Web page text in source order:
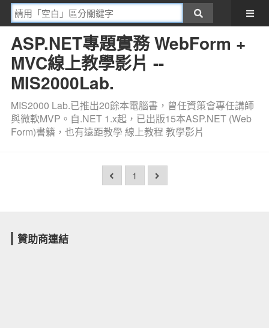
ASP.NET專題實務 WebForm +
MVC線上教學影片 --
MIS2000Lab.
MIS2000 Lab.已推出20餘本電腦書，曾任資策會專任講師
與微軟MVP。自.NET 1.x起，已出版15本ASP.NET (Web
Form)書籍，也有遠距教學 線上教程 教學影片
1
贊助商連結